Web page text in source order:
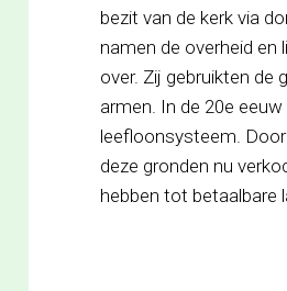
bezit van de kerk via
namen de overheid en
over. Zij gebruikten de
armen. In de 20e
leefloonsysteem.
deze gronden nu
hebben tot betaalbare